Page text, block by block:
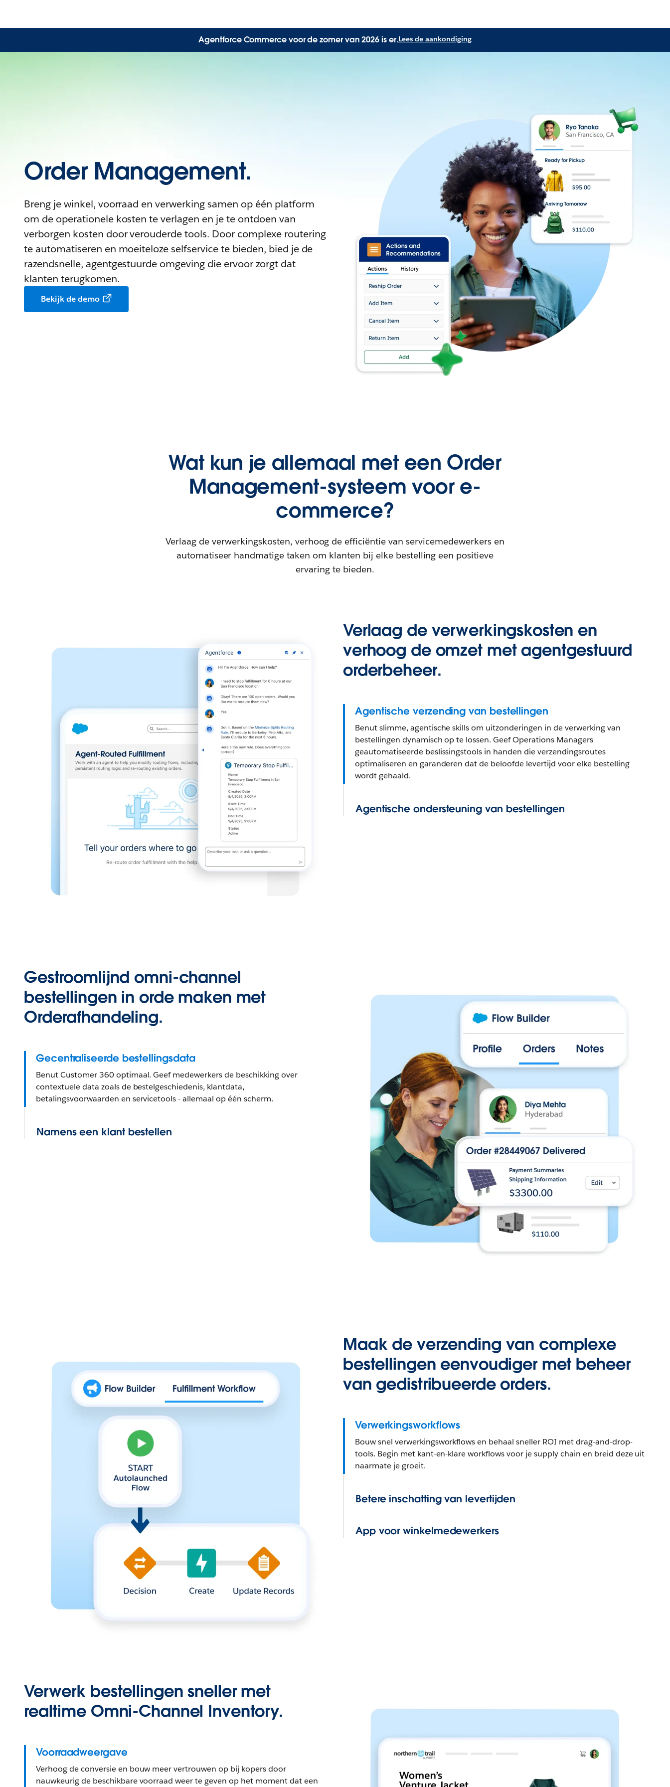
Agentforce Commerce voor de zomer van 2026 is er.Lees de aankondiging
Order Management.
Breng je winkel, voorraad en verwerking samen op één platform
om de operationele kosten te verlagen en je te ontdoen van
verborgen kosten door verouderde tools. Door complexe routering
te automatiseren en moeiteloze selfservice te bieden, bied je de
razendsnelle, agentgestuurde omgeving die ervoor zorgt dat
klanten terugkomen.
Bekijk de demo
Wat kun je allemaal met een Order
Management-systeem voor e-
commerce?
Verlaag de verwerkingskosten, verhoog de efficiëntie van servicemedewerkers en
automatiseer handmatige taken om klanten bij elke bestelling een positieve
ervaring te bieden.
Verlaag de verwerkingskosten en
verhoog de omzet met agentgestuurd
orderbeheer.
Agentische verzending van bestellingen
Benut slimme, agentische skills om uitzonderingen in de verwerking van
bestellingen dynamisch op te lossen. Geef Operations Managers
geautomatiseerde beslissingstools in handen die verzendingsroutes
optimaliseren en garanderen dat de beloofde levertijd voor elke bestelling
wordt gehaald.
Agentische ondersteuning van bestellingen
Gestroomlijnd omni-channel
bestellingen in orde maken met
Orderafhandeling.
Gecentraliseerde bestellingsdata
Benut Customer 360 optimaal. Geef medewerkers de beschikking over
contextuele data zoals de bestelgeschiedenis, klantdata,
betalingsvoorwaarden en servicetools - allemaal op één scherm.
Namens een klant bestellen
Maak de verzending van complexe
bestellingen eenvoudiger met beheer
van gedistribueerde orders.
Verwerkingsworkflows
Bouw snel verwerkingsworkflows en behaal sneller ROI met drag-and-drop-
tools. Begin met kant-en-klare workflows voor je supply chain en breid deze uit
naarmate je groeit.
Betere inschatting van levertijden
App voor winkelmedewerkers
Verwerk bestellingen sneller met
realtime Omni-Channel Inventory.
Voorraadweergave
Verhoog de conversie en bouw meer vertrouwen op bij kopers door
nauwkeurig de beschikbare voorraad weer te geven op het moment dat een